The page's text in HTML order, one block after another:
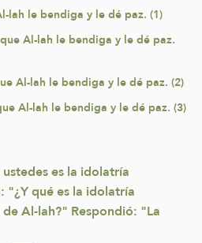
lah le bendiga y le dé paz. (1)
Al-lah le bendiga y le dé paz.
Al-lah le bendiga y le dé paz. (2)
Al-lah le bendiga y le dé paz. (3)
es la idolatría
qué es la idolatría
Al-lah?" Respondió: "La